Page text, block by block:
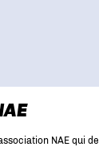
NAE qui